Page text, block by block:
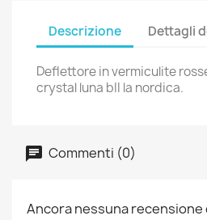
Descrizione Dettagli
Deflettore in vermiculite
crystal luna bII la nordica.
Commenti (0)
Ancora nessuna